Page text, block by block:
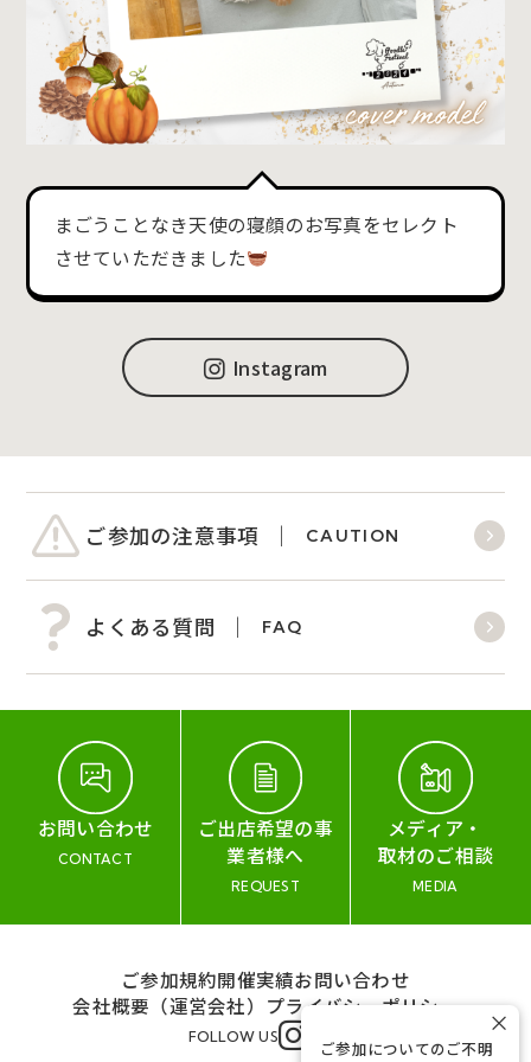
まごうことなき天使の寝顔のお写真をセレクト
させていただきました
Instagram
ご参加の注意事項 CAUTION
よくある質問 FAQ
お問い合わせ
CONTACT
ご出店希望の事
業者様へ
REQUEST
メディア・
取材のご相談
MEDIA
ご参加規約開催実績お問い合わせ
会社概要（運営会社） プライバシーポリシー
FOLLOW US
ご参加についてのご不明
×